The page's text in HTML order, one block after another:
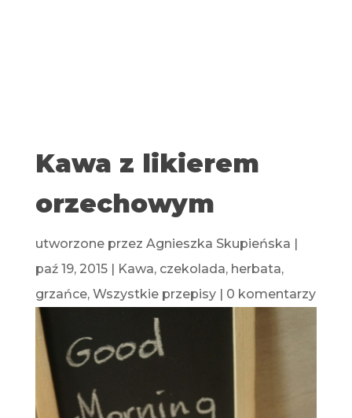
Kawa z likierem
orzechowym
utworzone przez Agnieszka Skupieńska |
paź 19, 2015| Kawa, czekolada, herbata,
grzańce, Wszystkie przepisy| 0 komentarzy